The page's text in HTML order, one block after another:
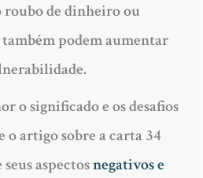
roubo de dinheiro ou
também podem aumentar
o significado e os desafios
o artigo sobre a carta 34
aspectosnegativos e